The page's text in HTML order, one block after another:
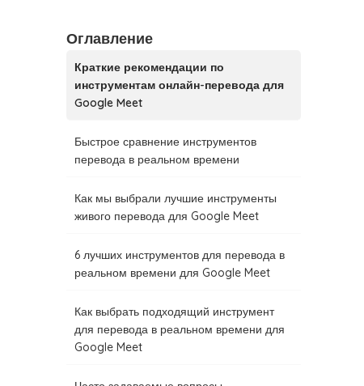
Оглавление
Краткие рекомендации по
инструментам онлайн-перевода для
Google Meet
Быстрое сравнение инструментов
перевода в реальном времени
Как мы выбрали лучшие инструменты
живого перевода для Google Meet
6 лучших инструментов для перевода в
реальном времени для Google Meet
Как выбрать подходящий инструмент
для перевода в реальном времени для
Google Meet